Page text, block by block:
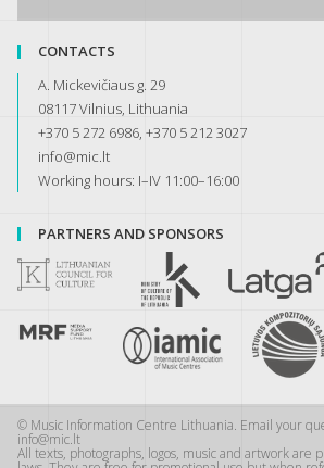
CONTACTS
A. Mickevičiaus g. 29
08117 Vilnius, Lithuania
+370 5 272 6986, +370 5 212 3027
info@mic.lt
Working hours: I–IV 11:00–16:00
PARTNERS AND SPONSORS
© Music Information Centre Lithuania. Email your
info@mic.lt
All texts, photographs, logos, music and artwork are